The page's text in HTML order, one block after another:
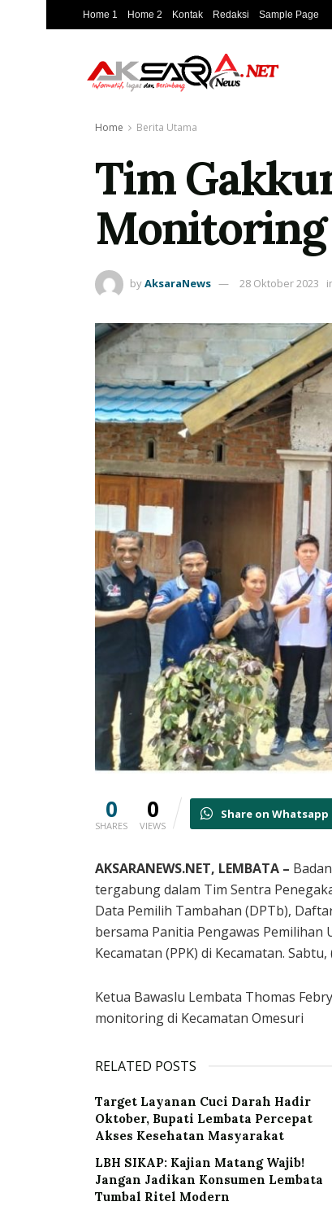
Home 1 Home 2 Kontak Redaksi Sample Page
Home Berita Utama
Tim
Monitoring
byAksaraNews 28 Oktober 2023
0
SHARES
0
VIEWS
Share on Whatsapp
AKSARANEWS.NET, LEMBATA –
tergabung dalam Tim Sentra
Data Pemilih Tambahan (DPTb),
bersama Panitia Pengawas Pemilihan
Kecamatan (PPK) di Kecamatan. Sabtu,
Ketua Bawaslu Lembata Thomas
monitoring di Kecamatan Omesuri
RELATED POSTS
Target Layanan Cuci Darah Hadir
Oktober, Bupati Lembata Percepat
Akses Kesehatan Masyarakat
LBH SIKAP: Kajian Matang Wajib!
Jangan Jadikan Konsumen Lembata
Tumbal Ritel Modern